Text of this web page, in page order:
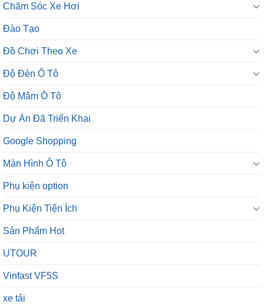
Chăm Sóc Xe Hơi
Đào Tạo
Đồ Chơi Theo Xe
Độ Đèn Ô Tô
Độ Mâm Ô Tô
Dự Án Đã Triển Khai
Google Shopping
Màn Hình Ô Tô
Phụ kiện option
Phụ Kiện Tiện Ích
Sản Phẩm Hot
UTOUR
Vinfast VF5S
xe tải